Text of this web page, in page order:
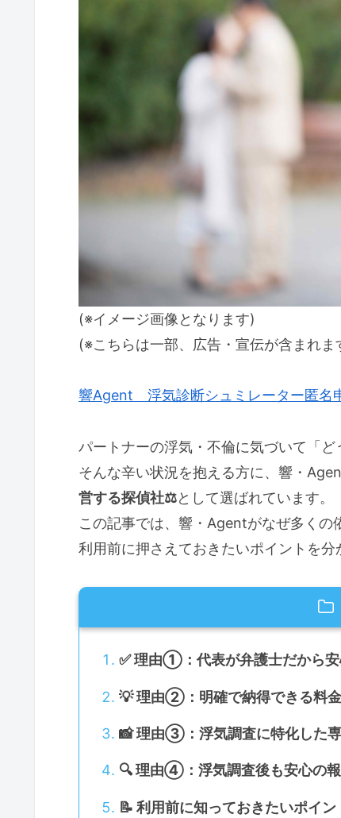
(※イメージ画像となります)
(※こちらは一部、広告・宣伝が含まれま
響Agent 浮気診断シュミレーター匿名
パートナーの浮気・不倫に気づいて「
そんな辛い状況を抱える方に、響・
営する探偵社⚖️として選ばれています。
この記事では、響・Agentがなぜ多くの
利用前に押さえておきたいポイントを分
✅ 理由①：代表が弁護士だから
💡 理由②：明確で納得できる料
📸 理由③：浮気調査に特化した
🔍 理由④：浮気調査後も安心の
📝 利用前に知っておきたいポイ